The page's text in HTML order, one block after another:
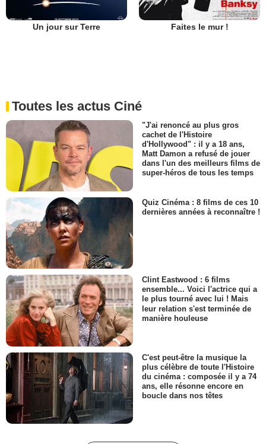
Un jour sur Terre Faites le mur !
Toutes les actus Ciné
"J'ai renoncé au plus gros
cachet de l'Histoire
d'Hollywood" : il y a 18 ans,
Matt Damon a refusé de jouer
dans l'un des meilleurs films de
super-héros de tous les temps
Quiz Cinéma : 8 films de ces 10
dernières années à reconnaître !
Clint Eastwood : 6 films
ensemble... Voici l'actrice qui a
le plus tourné avec lui ! Mais
leur relation s'est terminée de
manière houleuse
C'est peut-être la musique la
plus célèbre de toute l'Histoire
du cinéma : composée il y a 74
ans, elle résonne encore en
boucle dans nos têtes